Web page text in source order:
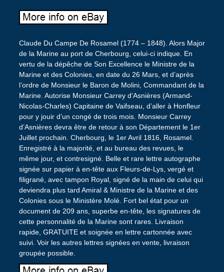
Claude Du Campe De Rosamel (1774 – 1848). Alors Major
de la Marine au port de Cherbourg, celui-ci indique. En
vertu de la dépêche de Son Excellence le Ministre de la
Marine et des Colonies, en date du 26 Mars, et d’après
l’ordre de Monsieur le Baron de Molini, Commandant de la
Marine. Autorise Monsieur Carrey d’Asnières (Armand-
Nicolas-Charles) Capitaine de Vaifseau, d’aller à Honfleur
pour y jouir d’un congé de trois mois. Monsieur Carrey
d’Asnières devra être de retour à son Département le 1er
Juillet prochain. Cherbourg, le 1er Avril 1816, Rosamel.
Enregistré à la majorité, et au bureau des revues, le
même jour, et contresigné. Belle et rare lettre autographe
signée sur papier à en-tête aux Fleurs-de-Lys, vergé et
filigrané, avec tampon Royal, signé de la main de celui qui
deviendra plus tard Amiral & Ministre de la Marine et des
Colonies sous le Ministère Molé. Fort bel état pour un
document de 209 ans, superbe en-tête, les signatures de
cette personnalité de la Marine sont rares. Livraison
rapide, GRATUITE et soignée en lettre cartonnée avec
suivi. Voir les autres lettres signées en vente, livraison
groupée possible.